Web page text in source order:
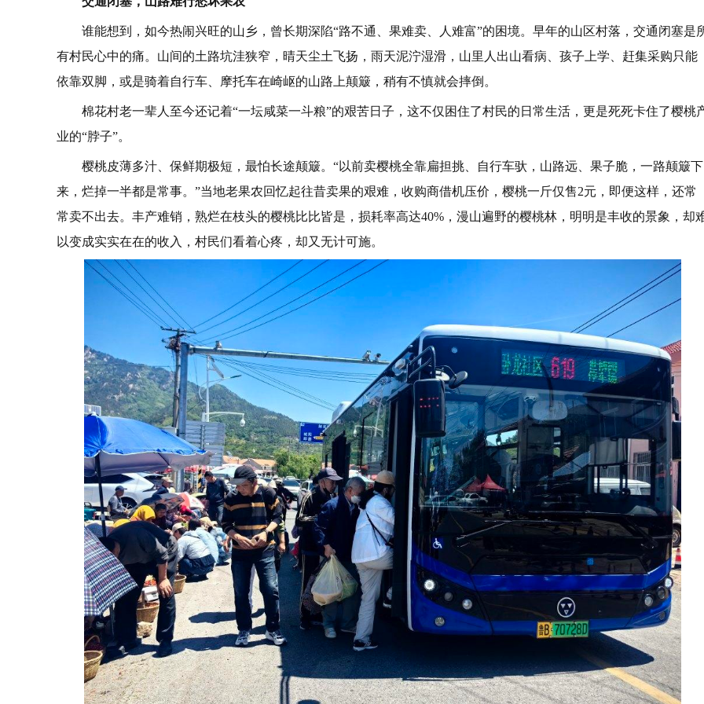
谁能想到，如今热闹兴旺的山乡，曾长期深陷“路不通、果难卖、人难富”的困境。早年的山区村落，交通闭塞是
有村民心中的痛。山间的土路坑洼狭窄，晴天尘土飞扬，雨天泥泞湿滑，山里人出山看病、孩子上学、赶集采购只能
依靠双脚，或是骑着自行车、摩托车在崎岖的山路上颠簸，稍有不慎就会摔倒。
棉花村老一辈人至今还记着“一坛咸菜一斗粮”的艰苦日子，这不仅困住了村民的日常生活，更是死死卡住了樱桃
业的“脖子”。
樱桃皮薄多汁、保鲜期极短，最怕长途颠簸。“以前卖樱桃全靠扁担挑、自行车驮，山路远、果子脆，一路颠簸下
来，烂掉一半都是常事。”当地老果农回忆起往昔卖果的艰难，收购商借机压价，樱桃一斤仅售2元，即便这样，还常
常卖不出去。丰产难销，熟烂在枝头的樱桃比比皆是，损耗率高达40%，漫山遍野的樱桃林，明明是丰收的景象，却
以变成实实在在的收入，村民们看着心疼，却又无计可施。